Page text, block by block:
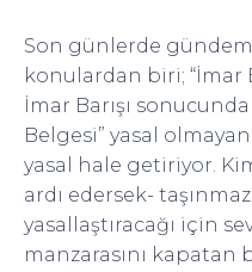
Son günlerde
konulardan biri; “İmar
İmar Barışı sonucunda
Belgesi” yasal
yasal hale getiriyor.
ardı edersek-
yasallaştıracağı için
manzarasını kapatan